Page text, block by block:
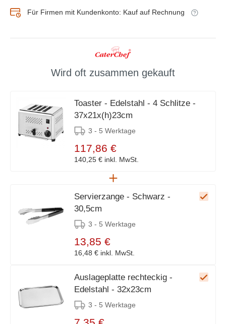
Für Firmen mit Kundenkonto: Kauf auf Rechnung
Wird oft zusammen gekauft
Toaster - Edelstahl - 4 Schlitze -
37x21x(h)23cm
3 - 5 Werktage
117,86 €
140,25 € inkl. MwSt.
Servierzange - Schwarz -
30,5cm
3 - 5 Werktage
13,85 €
16,48 € inkl. MwSt.
Auslageplatte rechteckig -
Edelstahl - 32x23cm
3 - 5 Werktage